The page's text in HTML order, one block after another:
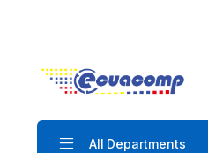
All Departments